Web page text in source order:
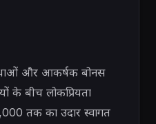
और आकर्षक बोनस
के बीच लोकप्रियता
तक का उदार स्वागत